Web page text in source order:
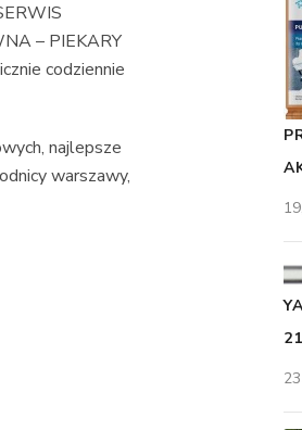
– PIEKARY
codziennie
najlepsze
warszawy,